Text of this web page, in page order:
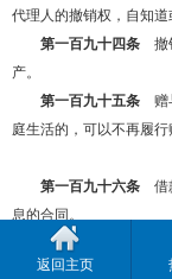
代理人的撤销权，自知道
第一百九十四条 撤
产。
第一百九十五条 赠
庭生活的，可以不再履行
第一百九十六条 借
息的合同。
第一百九十七条
外。返回主页